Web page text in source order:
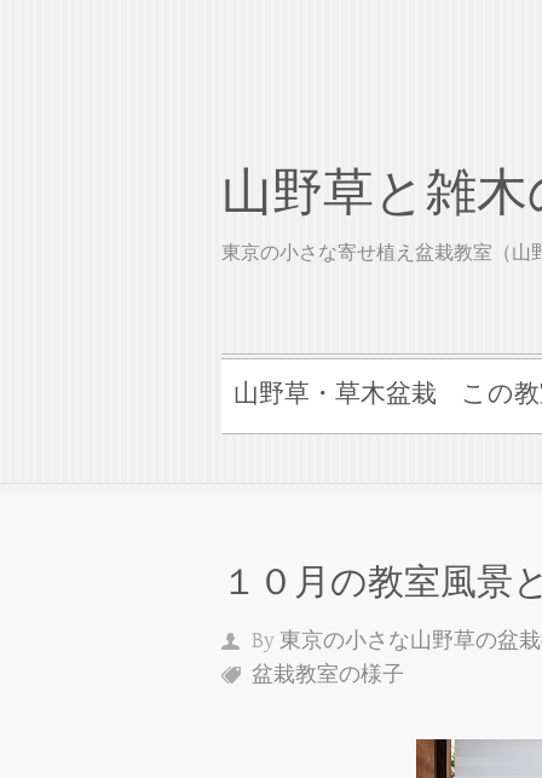
山野草と雑
東京の小さな寄せ植え盆栽教室（
山野草・草木盆栽 この
１０月の教室風景
By 東京の小さな山野草の盆
盆栽教室の様子